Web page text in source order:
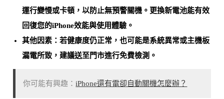
運行變慢或卡頓，以防止無預警關機。 更換新電池能有效
回復您的iPhone效能與使用體驗 。
其他因素：若健康度仍正常，也可能是系統異常或主機板
漏電所致 ，建議送至門市進行免費檢測。
你可能有興趣：iPhone還有電卻自動關機怎麼辦？